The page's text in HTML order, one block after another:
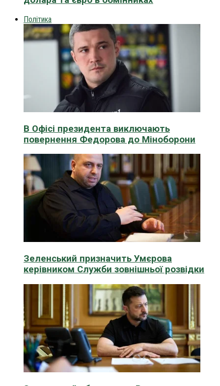
Політика
В Офісі президента виключають
повернення Федорова до Міноборони
Зеленський призначить Умєрова
керівником Служби зовнішньої розвідки